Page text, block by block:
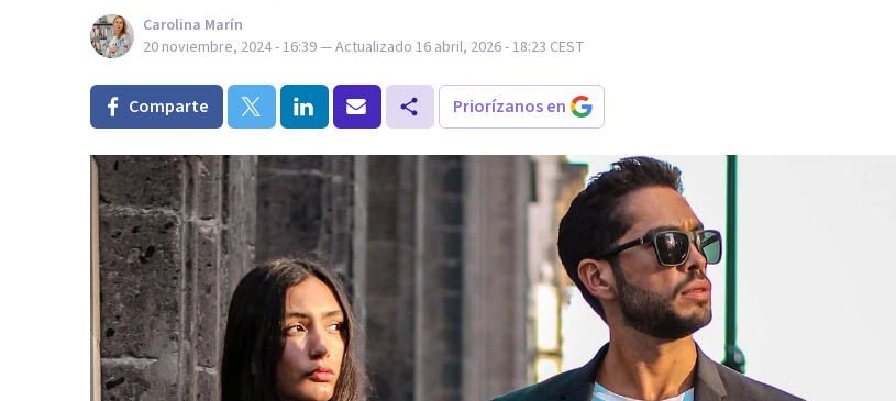
Carolina Marín
20 noviembre, 2024 - 16:39— Actualizado 16 abril, 2026 - 18:23 CEST
Comparte Priorízanos en